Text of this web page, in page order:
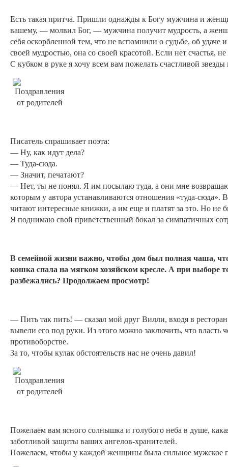
Есть такая притча. Пришли однажды к Богу мужчина и
вашему, — молвил Бог, — мужчина получит мудрость, а
себя оскорбленной тем, что не вспомнили о судьбе, об
своей мудростью, она со своей красотой. Если нет счастья,
С кубком в руке я хочу всем вам пожелать счастливой
Писатель спрашивает поэта:
— Ну, как идут дела?
— Туда-сюда.
— Значит, печатают?
— Нет, ты не понял. Я им посылаю туда, а они мне
которым у автора устанавливаются отношения «туда-
читают интересные книжки, а им еще и платят за это. Но не
Я поднимаю свой приветственный бокал за симпатичных
В семейной жизни важно, чтобы дом был полная чаша,
кошка спала на мягком хозяйском кресле. А при выборе
разбежались? Продолжаем просмотр!
— Пить так пить! — сказал мой друг Вилли, входя в
вывели его под руки. Из этого можно заключить, что власть
противоборстве.
За то, чтобы кулак обстоятельств нас не очень давил!
Пожелаем вам ясного солнышка и голубого неба в душе,
заботливой защиты ваших ангелов-хранителей.
Пожелаем, чтобы у каждой женщины была сильное мужское